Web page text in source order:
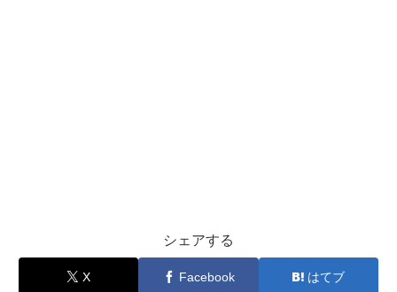
シェアする
X Facebook はてブ